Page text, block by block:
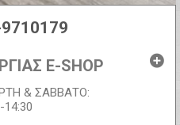
E-SHOP
& ΣΑΒΒΑΤΟ:
14:30